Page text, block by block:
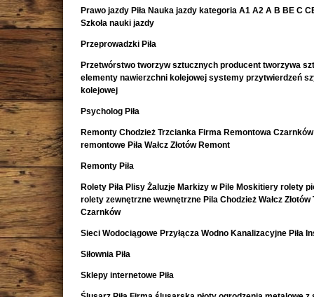
Prawo jazdy Piła Nauka jazdy kategoria A1 A2 A B BE C
Szkoła nauki jazdy
Przeprowadzki Piła
Przetwórstwo tworzyw sztucznych producent tworzywa
elementy nawierzchni kolejowej systemy przytwierdzeń
kolejowej
Psycholog Piła
Remonty Chodzież Trzcianka Firma Remontowa Czarnków
remontowe Piła Wałcz Złotów Remont
Remonty Piła
Rolety Piła Plisy Żaluzje Markizy w Pile Moskitiery rolety
rolety zewnętrzne wewnętrzne Pila Chodzież Wałcz Złotów
Czarnków
Sieci Wodociągowe Przyłącza Wodno Kanalizacyjne Piła
Siłownia Piła
Sklepy internetowe Piła